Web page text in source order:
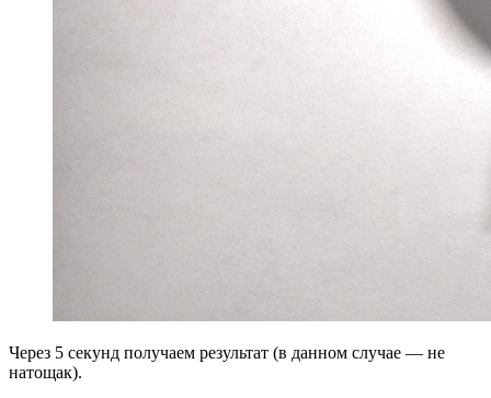
Через 5 секунд получаем результат (в данном случае — не
натощак).